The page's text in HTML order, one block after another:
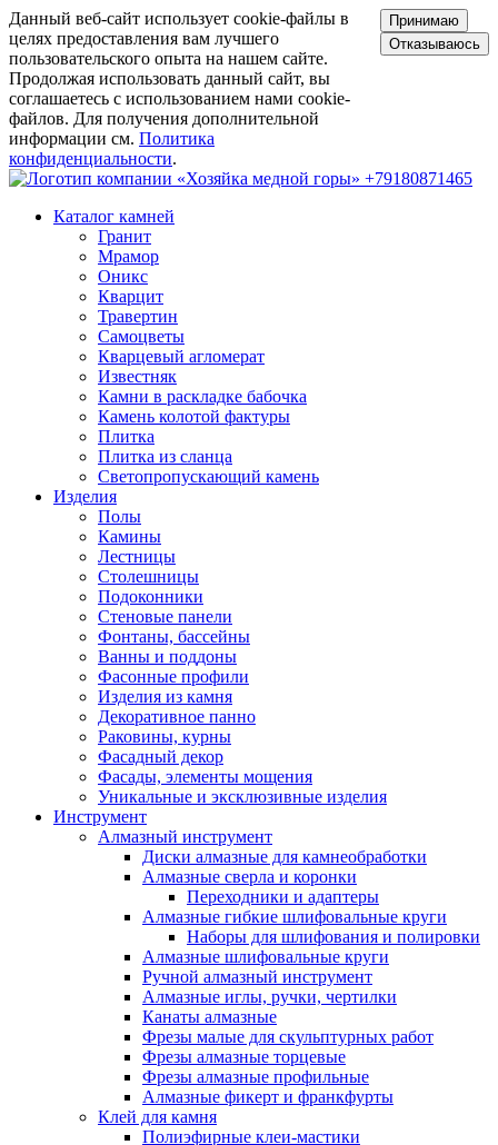
Данный веб-сайт использует cookie-файлы в
целях предоставления вам лучшего
пользовательского опыта на нашем сайте.
Продолжая использовать данный сайт, вы
соглашаетесь с использованием нами cookie-
файлов. Для получения дополнительной
информации см. Политика
конфиденциальности.
Принимаю
Отказываюсь
+79180871465
Каталог камней
Гранит
Мрамор
Оникс
Кварцит
Травертин
Самоцветы
Кварцевый агломерат
Известняк
Камни в раскладке бабочка
Камень колотой фактуры
Плитка
Плитка из сланца
Светопропускающий камень
Изделия
Полы
Камины
Лестницы
Столешницы
Подоконники
Стеновые панели
Фонтаны, бассейны
Ванны и поддоны
Фасонные профили
Изделия из камня
Декоративное панно
Раковины, курны
Фасадный декор
Фасады, элементы мощения
Уникальные и эксклюзивные изделия
Инструмент
Алмазный инструмент
Диски алмазные для камнеобработки
Алмазные сверла и коронки
Переходники и адаптеры
Алмазные гибкие шлифовальные круги
Наборы для шлифования и полировки
Алмазные шлифовальные круги
Ручной алмазный инструмент
Алмазные иглы, ручки, чертилки
Канаты алмазные
Фрезы малые для скульптурных работ
Фрезы алмазные торцевые
Фрезы алмазные профильные
Алмазные фикерт и франкфурты
Клей для камня
Полиэфирные клеи-мастики